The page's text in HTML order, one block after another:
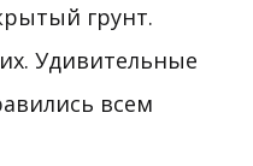
грунт.
Удивительные
всем